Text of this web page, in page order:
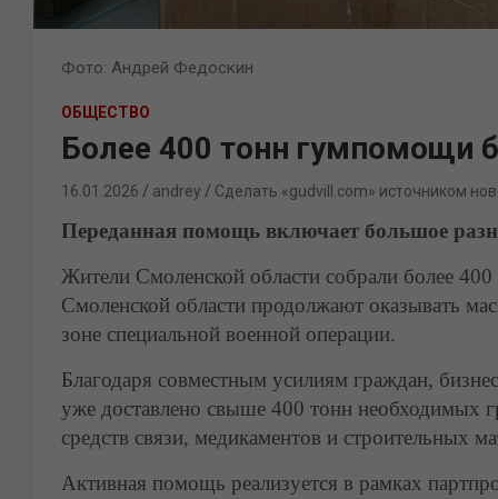
Фото: Андрей Федоскин
ОБЩЕСТВО
Более 400 тонн гумпомощи
16.01.2026 andrey Сделать «gudvill.com» источником
Переданная помощь включает большое
Жители Смоленской области собрали более
Смоленской области продолжают оказывать
зоне специальной военной операции.
Благодаря совместным усилиям граждан,
уже доставлено свыше 400 тонн необходимых
средств связи, медикаментов и строительных
Активная помощь реализуется в рамках